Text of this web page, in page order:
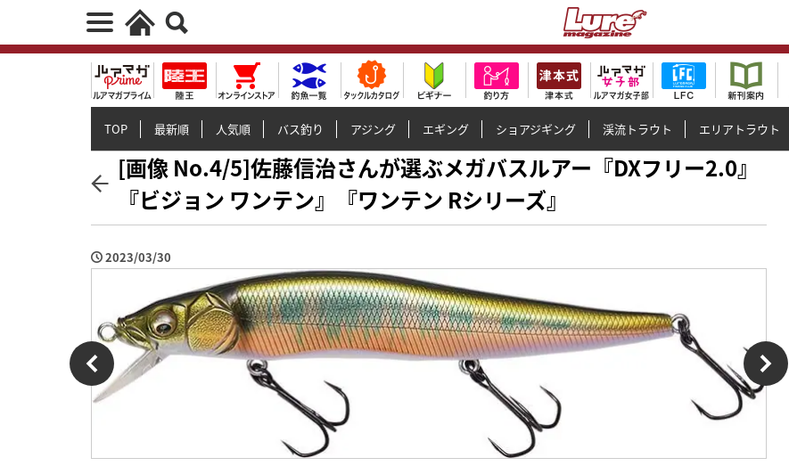
TOP 最新順 人気順 バス釣り アジング エギング ショアジギング 渓流トラウト エリアトラウト
[画像 No.4/5]佐藤信治さんが選ぶメガバスルアー『DXフリー2.0』
『ビジョン ワンテン』『ワンテン Rシリーズ』
2023/03/30